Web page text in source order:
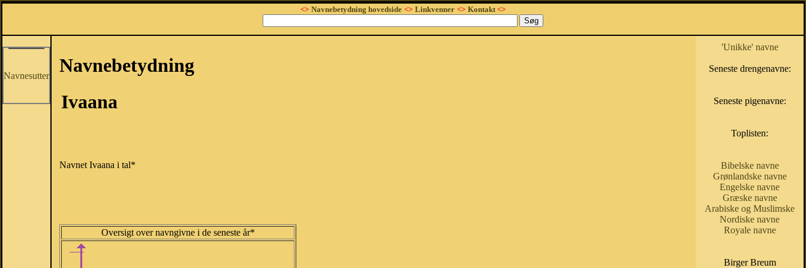
<> Navnebetydning hovedside <> Linkvenner <> Kontakt<>
Navnesutter
Navnebetydning
Ivaana
Navnet Ivaana i tal*
Oversigt over navngivne i de seneste år*
'Unikke' navne
Seneste drengenavne:
Seneste pigenavne:
Toplisten:
Bibelske navne
Grønlandske navne
Engelske navne
Græske navne
Arabiske og Muslimske
Nordiske navne
Royale navne
Birger Breum